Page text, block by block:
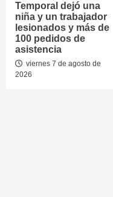
Temporal dejó una
niña y un trabajador
lesionados y más de
100 pedidos de
asistencia
viernes 7 de agosto de
2026